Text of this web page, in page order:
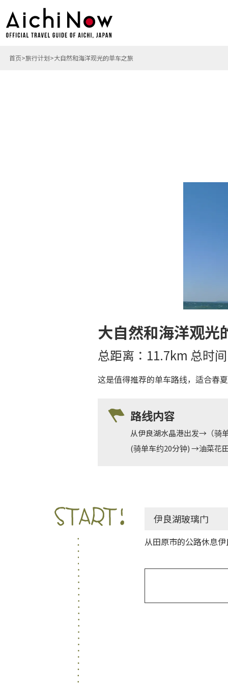
首页 旅行计划 大自然和海洋观光的单车之旅
大自然和海洋观光
总距离：11.7km 总时
这是值得推荐的单车路线，适合春
路线内容
从伊良湖水晶港出发→（
(骑单车约20分钟) →油菜花
1
伊良湖玻璃门
从田原市的公路休息